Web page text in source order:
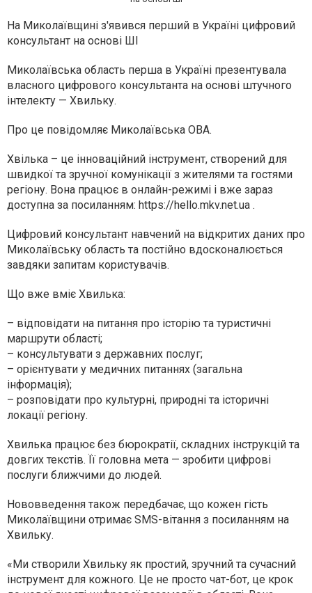
На Миколаївщині з'явився перший в Україні цифровий
консультант на основі ШІ
Миколаївська область перша в Україні презентувала
власного цифрового консультанта на основі штучного
інтелекту — Хвильку.
Про це повідомляє Миколаївська ОВА.
Хвілька – це інноваційний інструмент, створений для
швидкої та зручної комунікації з жителями та гостями
регіону. Вона працює в онлайн-режимі і вже зараз
доступна за посиланням: https://hello.mkv.net.ua .
Цифровий консультант навчений на відкритих даних про
Миколаївську область та постійно вдосконалюється
завдяки запитам користувачів.
Що вже вміє Хвилька:
– відповідати на питання про історію та туристичні
маршрути області;
– консультувати з державних послуг;
– орієнтувати у медичних питаннях (загальна
інформація);
– розповідати про культурні, природні та історичні
локації регіону.
Хвилька працює без бюрократії, складних інструкцій та
довгих текстів. Її головна мета — зробити цифрові
послуги ближчими до людей.
Нововведення також передбачає, що кожен гість
Миколаївщини отримає SMS-вітання з посиланням на
Хвильку.
«Ми створили Хвильку як простий, зручний та сучасний
інструмент для кожного. Це не просто чат-бот, це крок